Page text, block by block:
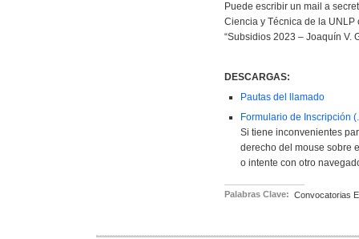
Puede escribir un mail a
Ciencia y Técnica de la UNLP
“Subsidios 2023 – Joaquín V.
DESCARGAS:
Pautas del llamado
Formulario de Inscripción
Si tiene inconvenientes
derecho del mouse sobre
o intente con otro
Palabras Clave: Convocatorias